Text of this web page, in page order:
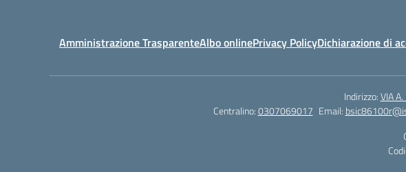
Amministrazione TrasparenteAlbo onlinePrivacy PolicyDichiarazione di
Indirizzo:VIA
Centralino:0307069017 Email: